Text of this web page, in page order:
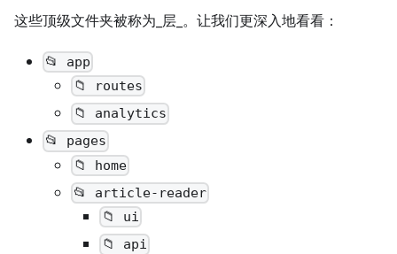
这些顶级文件夹被称为_层_。让我们更深入地看看：
📂 app
📁 routes
📁 analytics
📂 pages
📁 home
📂 article-reader
📁 ui
📁 api